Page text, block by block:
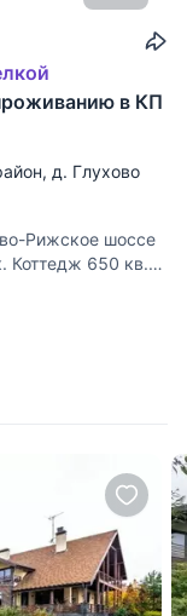
в КП
, д. Глухово
Рижское шоссе
Коттедж 650 кв.м
Участок 24
мойка,